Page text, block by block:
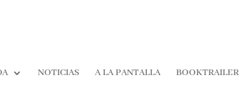
NOTICIAS A LA PANTALLA BOOKTRAILER